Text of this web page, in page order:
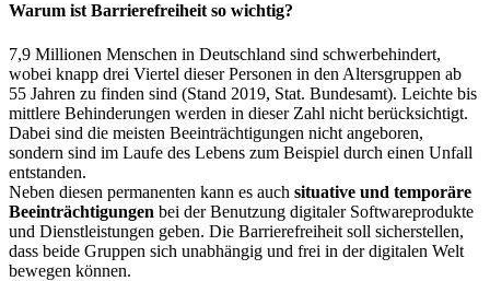
Warum ist Barrierefreiheit so wichtig?
7,9 Millionen Menschen in Deutschland sind schwerbehindert,
wobei knapp drei Viertel dieser Personen in den Altersgruppen ab
55 Jahren zu finden sind (Stand 2019, Stat. Bundesamt). Leichte bis
mittlere Behinderungen werden in dieser Zahl nicht berücksichtigt.
Dabei sind die meisten Beeinträchtigungen nicht angeboren,
sondern sind im Laufe des Lebens zum Beispiel durch einen Unfall
entstanden.
Neben diesen permanenten kann es auch situative und temporäre
Beeinträchtigungen bei der Benutzung digitaler Softwareprodukte
und Dienstleistungen geben. Die Barrierefreiheit soll sicherstellen,
dass beide Gruppen sich unabhängig und frei in der digitalen Welt
bewegen können.